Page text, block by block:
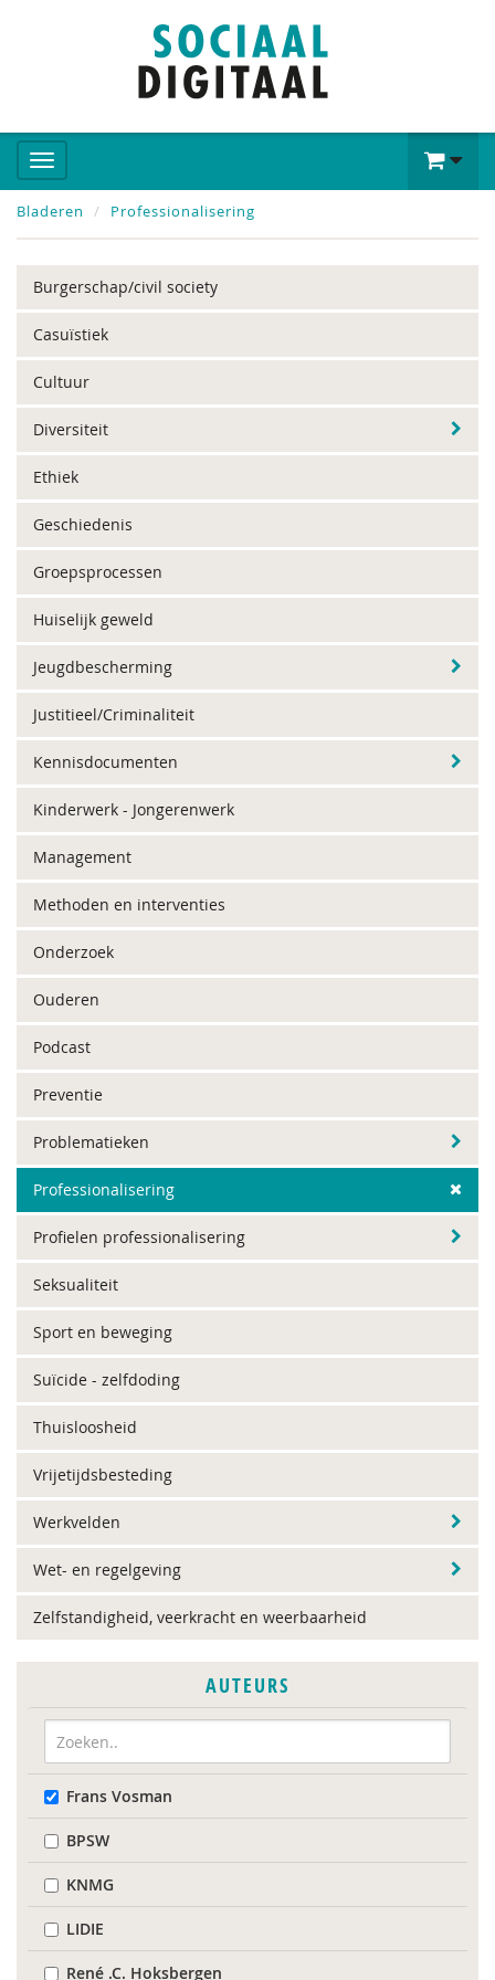
Bladeren Professionalisering
Burgerschap/civil society
Casuïstiek
Cultuur
Diversiteit
Ethiek
Geschiedenis
Groepsprocessen
Huiselijk geweld
Jeugdbescherming
Justitieel/Criminaliteit
Kennisdocumenten
Kinderwerk - Jongerenwerk
Management
Methoden en interventies
Onderzoek
Ouderen
Podcast
Preventie
Problematieken
Professionalisering
Profielen professionalisering
Seksualiteit
Sport en beweging
Suïcide - zelfdoding
Thuisloosheid
Vrijetijdsbesteding
Werkvelden
Wet- en regelgeving
Zelfstandigheid, veerkracht en weerbaarheid
AUTEURS
Frans Vosman
BPSW
KNMG
LIDIE
René .C. Hoksbergen